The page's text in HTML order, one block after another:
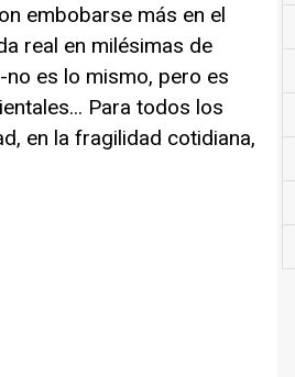
embobarse más en el
real en milésimas de
es lo mismo, pero es
Para todos los
en la fragilidad cotidiana,